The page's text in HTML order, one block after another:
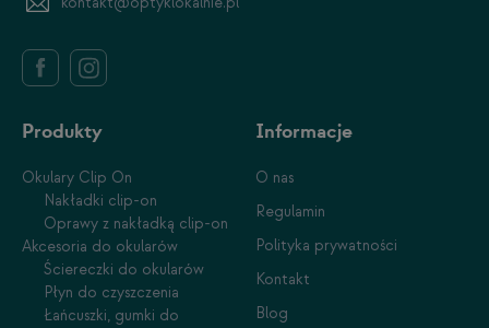
Produkty
Okulary Clip On
Nakładki clip-on
Oprawy z nakładką clip-on
Akcesoria do okularów
Ściereczki do okularów
Płyn do czyszczenia
Łańcuszki, gumki do
Informacje
O nas
Regulamin
Polityka prywatności
Kontakt
Blog